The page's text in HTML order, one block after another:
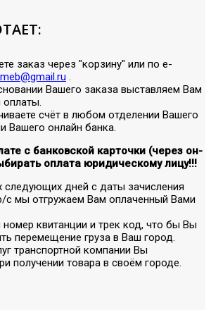
заказ через "корзину" или по е-
.
Вашего заказа выставляем Вам
оплаты.
счёт в любом отделении Вашего
Вашего онлайн банка.
с банковской карточки (через он-
оплата юридическому лицу!!!
следующих дней с даты зачисления
с мы отгружаем Вам оплаченный Вами
квитанции и трек код, что бы Вы
перемещение груза в Ваш город.
транспортной компании Вы
получении товара в своём городе.